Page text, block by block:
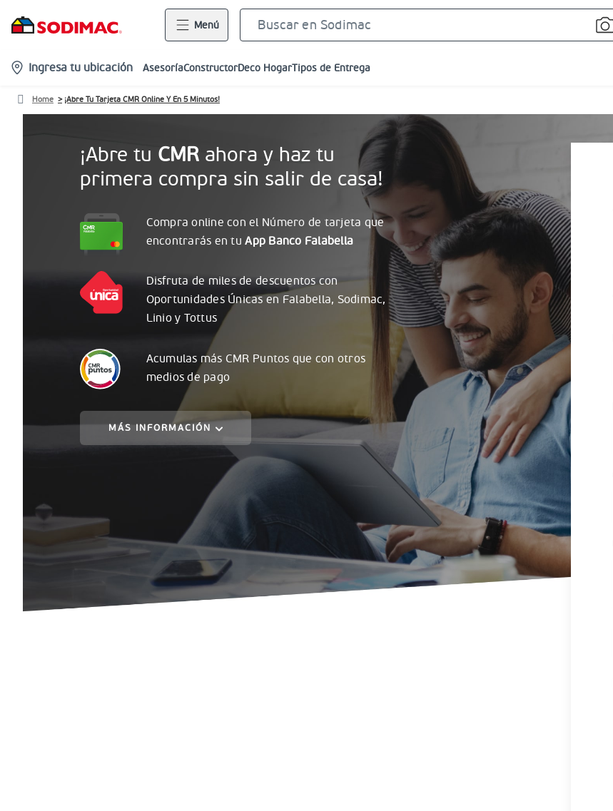
Menú
location-
icon
Ingresa tu ubicación AsesoríaConstructorDeco HogarTipos de Entrega
Home ¡Abre Tu Tarjeta CMR Online Y En 5 Minutos!
¡Abre tu CMR ahora y haz tu
primera compra sin salir de casa!
Compra online con el Número de tarjeta que
encontrarás en tu App Banco Falabella
Disfruta de miles de descuentos con
OportunidadesÚnicasen Falabella, Sodimac,
Linio y Tottus
Acumulas más CMR Puntos que con otros
medios de pago
MÁS INFORMACIÓN